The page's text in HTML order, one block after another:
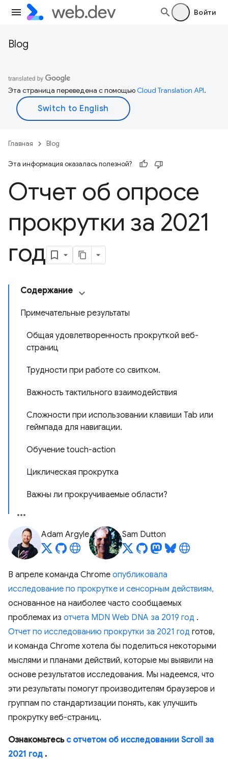
Войти
Blog
Эта страница переведена с помощьюCloud Translation API.
Главная Blog
Эта информация оказалась полезной?
Отчет об опросе
прокрутки за 2021
год
Содержание
Примечательные результаты
Общая удовлетворенность прокруткой веб-
страниц
Трудности при работе со свитком.
Важность тактильного взаимодействия
Сложности при использовании клавиши Tab или
геймпада для навигации.
Обучение touch-action
Циклическая прокрутка
Важны ли прокручиваемые области?
Adam Argyle Sam Dutton
В апреле команда Chrome опубликовала
исследование по прокрутке и сенсорным действиям,
основанное на наиболее часто сообщаемых
проблемах из отчета MDN Web DNA за 2019 год .
Отчет по исследованию прокрутки за 2021 год готов,
и команда Chrome хотела бы поделиться некоторыми
мыслями и планами действий, которые мы выявили на
основе результатов исследования. Мы надеемся, что
эти результаты помогут производителям браузеров и
группам по стандартизации понять, как улучшить
прокрутку веб-страниц.
Ознакомьтесь с отчетом об исследовании Scroll за
2021 год .